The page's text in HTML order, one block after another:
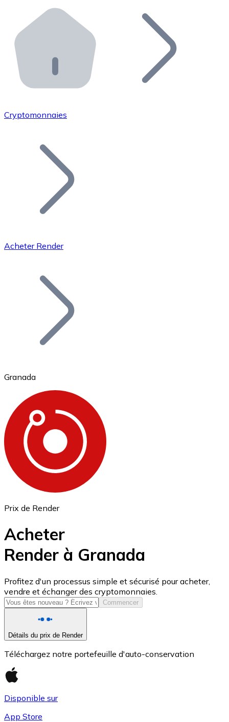
Distributeurs automatiques Bitnovo
Intégrez un ATM Bitnovo dans votre entreprise et
API Bitnovo
Intégrez notre API dans votre écosystème.
Rejoignez notre réseau de distributeurs et
Ajoutez le token de votre projet à notre service
Bitcoin
Ethereum
ETH
USD Coin
USDC
Cryptomonnaies
Acheter Render
Granada
Prix de Render
Acheter
Render à Granada
Profitez d'un processus simple et sécurisé pour acheter,
vendre et échanger des cryptomonnaies.
Commencer
Détails du prix de Render
Téléchargez notre portefeuille d'auto-conservation
Disponible sur
App Store